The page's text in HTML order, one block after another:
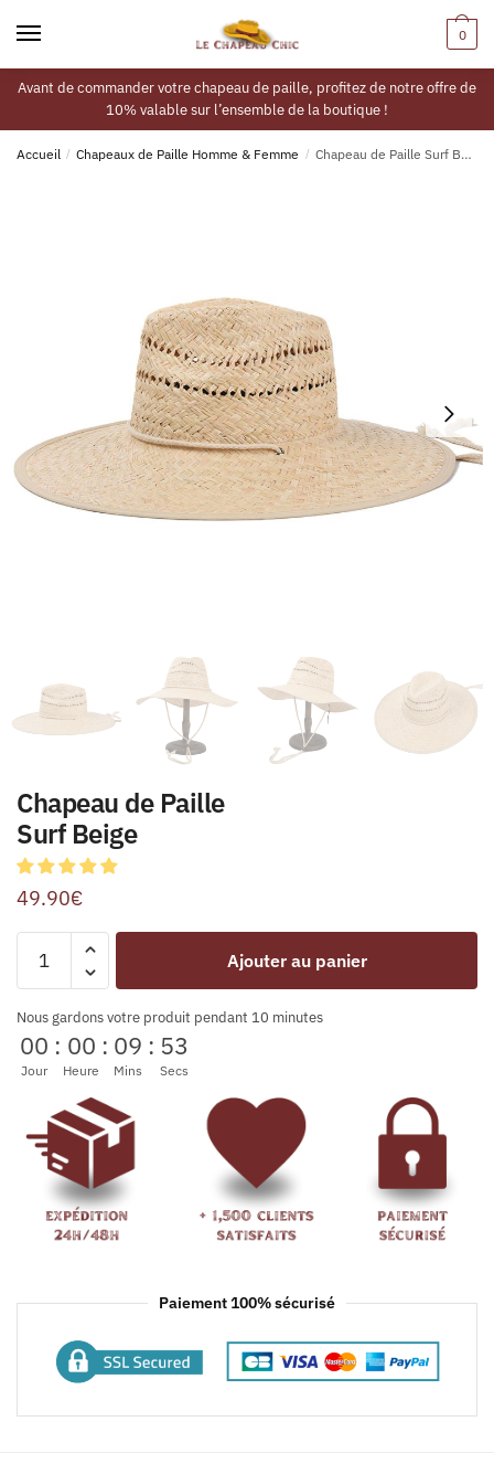
0
Avant de commander votre chapeau de paille, profitez de notre offre de
10% valable sur l’ensemble de la boutique !
Accueil / Chapeaux de Paille Homme & Femme / Chapeau de Paille Surf Beige
Chapeau de Paille
Surf Beige
49.90€
Ajouter au panier
Nous gardons votre produit pendant 10 minutes
00
Jour
: 00
Heure
: 09
Mins
: 53
Secs
Paiement 100% sécurisé